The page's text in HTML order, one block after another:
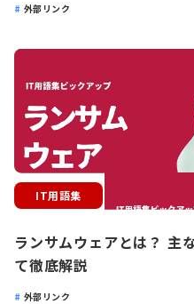
外部リンク
IT用語集
ランサムウェアとは？ 主
て徹底解説
外部リンク